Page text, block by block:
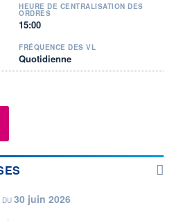
HEURE DE CENTRALISATION DES
ORDRES
15:00
FRÉQUENCE DES VL
Quotidienne
DU 30 juin 2026